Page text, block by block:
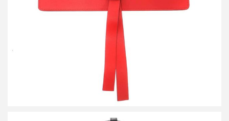
詳しく見る